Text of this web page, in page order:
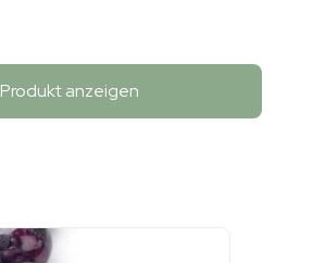
Produkt anzeigen